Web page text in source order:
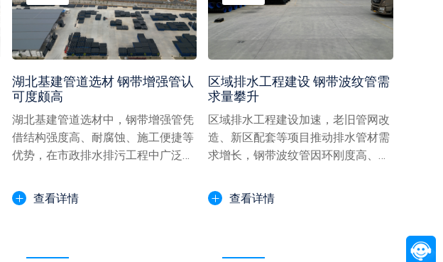
湖北基建管道选材 钢带增强管认
可度颇高
湖北基建管道选材中，钢带增强管凭
借结构强度高、耐腐蚀、施工便捷等
优势，在市政排水排污工程中广泛应
查看详情
区域排水工程建设 钢带波纹管需
求量攀升
区域排水工程建设加速，老旧管网改
造、新区配套等项目推动排水管材需
求增长，钢带波纹管因环刚度高、耐
查看详情